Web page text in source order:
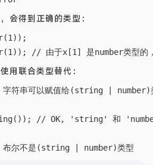
会得到正确的类型：
用联合类型替代：
串可以赋值给(string | number)
// OK, 'string' 和